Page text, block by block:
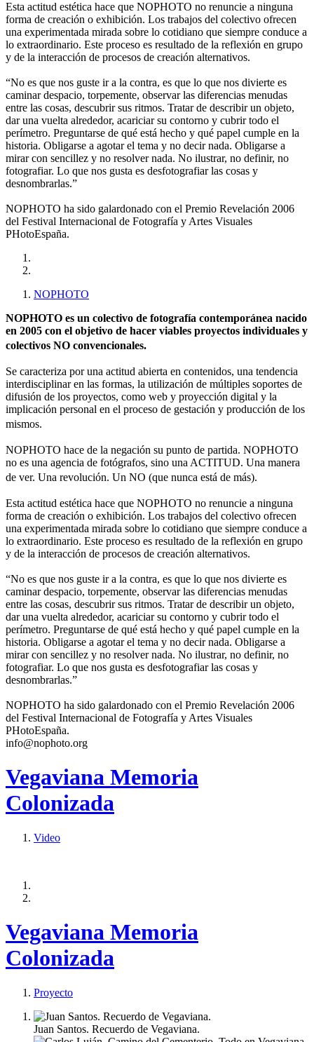
Esta actitud estética hace que NOPHOTO no renuncie a ninguna
forma de creación o exhibición. Los trabajos del colectivo ofrecen
una experimentada mirada sobre lo cotidiano que siempre conduce a
lo extraordinario. Este proceso es resultado de la reflexión en grupo
y de la interacción de procesos de creación alternativos.
“No es que nos guste ir a la contra, es que lo que nos divierte es
caminar despacio, torpemente, observar las diferencias menudas
entre las cosas, descubrir sus ritmos. Tratar de describir un objeto,
dar una vuelta alrededor, acariciar su contorno y cubrir todo el
perímetro. Preguntarse de qué está hecho y qué papel cumple en la
historia. Obligarse a agotar el tema y no decir nada. Obligarse a
mirar con sencillez y no resolver nada. No ilustrar, no definir, no
fotografiar. Lo que nos gusta es desfotografiar las cosas y
desnombrarlas.”
NOPHOTO ha sido galardonado con el Premio Revelación 2006
del Festival Internacional de Fotografía y Artes Visuales
PHotoEspaña.
NOPHOTO
NOPHOTO es un colectivo de fotografía contemporánea nacido
en 2005 con el objetivo de hacer viables proyectos individuales y
colectivos NO convencionales.
Se caracteriza por una actitud abierta en contenidos, una tendencia
interdisciplinar en las formas, la utilización de múltiples soportes de
difusión de los proyectos, como web y proyección digital y la
implicación personal en el proceso de gestación y producción de los
mismos.
NOPHOTO hace de la negación su punto de partida. NOPHOTO
no es una agencia de fotógrafos, sino una ACTITUD. Una manera
de ver. Una revolución. Un NO (que nunca está de más).
Esta actitud estética hace que NOPHOTO no renuncie a ninguna
forma de creación o exhibición. Los trabajos del colectivo ofrecen
una experimentada mirada sobre lo cotidiano que siempre conduce a
lo extraordinario. Este proceso es resultado de la reflexión en grupo
y de la interacción de procesos de creación alternativos.
“No es que nos guste ir a la contra, es que lo que nos divierte es
caminar despacio, torpemente, observar las diferencias menudas
entre las cosas, descubrir sus ritmos. Tratar de describir un objeto,
dar una vuelta alrededor, acariciar su contorno y cubrir todo el
perímetro. Preguntarse de qué está hecho y qué papel cumple en la
historia. Obligarse a agotar el tema y no decir nada. Obligarse a
mirar con sencillez y no resolver nada. No ilustrar, no definir, no
fotografiar. Lo que nos gusta es desfotografiar las cosas y
desnombrarlas.”
NOPHOTO ha sido galardonado con el Premio Revelación 2006
del Festival Internacional de Fotografía y Artes Visuales
PHotoEspaña.
info@nophoto.org
Vegaviana Memoria
Colonizada
Video
Vegaviana Memoria
Colonizada
Proyecto
Juan Santos. Recuerdo de Vegaviana.